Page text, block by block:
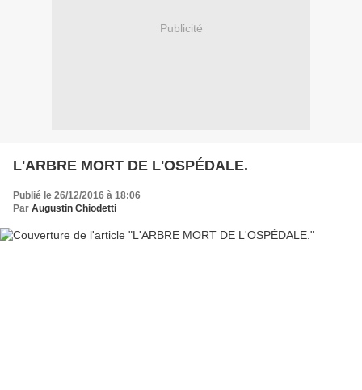
Publicité
L'ARBRE MORT DE L'OSPÉDALE.
Publié le 26/12/2016 à 18:06
Par Augustin Chiodetti